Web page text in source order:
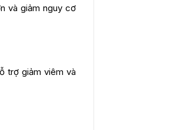
và giảm nguy cơ
trợ giảm viêm và